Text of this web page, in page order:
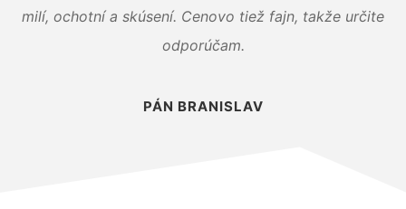
milí, ochotní a skúsení. Cenovo tiež fajn, takže určite
odporúčam.
PÁN BRANISLAV